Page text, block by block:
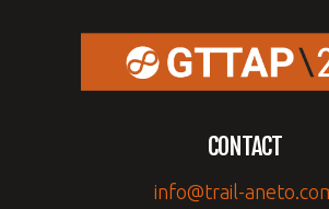
CONTACT
info@trail-